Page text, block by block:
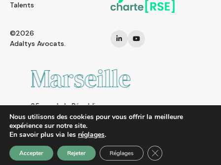
Talents
©2026
Adaltys Avocats.
Marseille
25 rue de la République
13002 MARSEILLE
FRANCE
Tel. : + 33 (0)4 91 01 95 26
Nous utilisons des cookies pour vous offrir la meilleure
expérience sur notre site.
En savoir plus via les réglages.
Accepter Rejeter Réglages Fermer la bannière